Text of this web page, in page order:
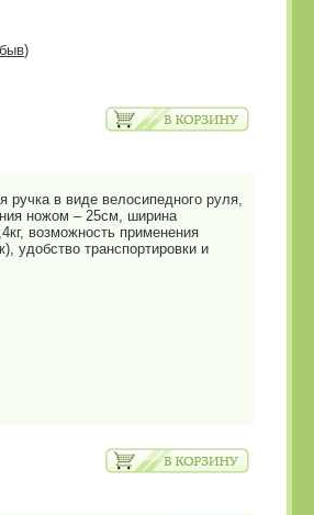
)
ручка в виде велосипедного руля,
ножом – 25см, ширина
возможность применения
удобство транспортировки и